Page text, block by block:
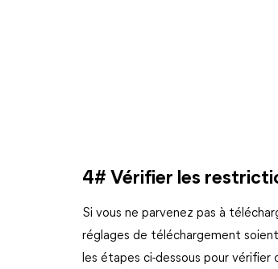
4# Vérifier les
Si vous ne parvenez pas à
réglages de téléchargement
les étapes ci-dessous pour vérifier